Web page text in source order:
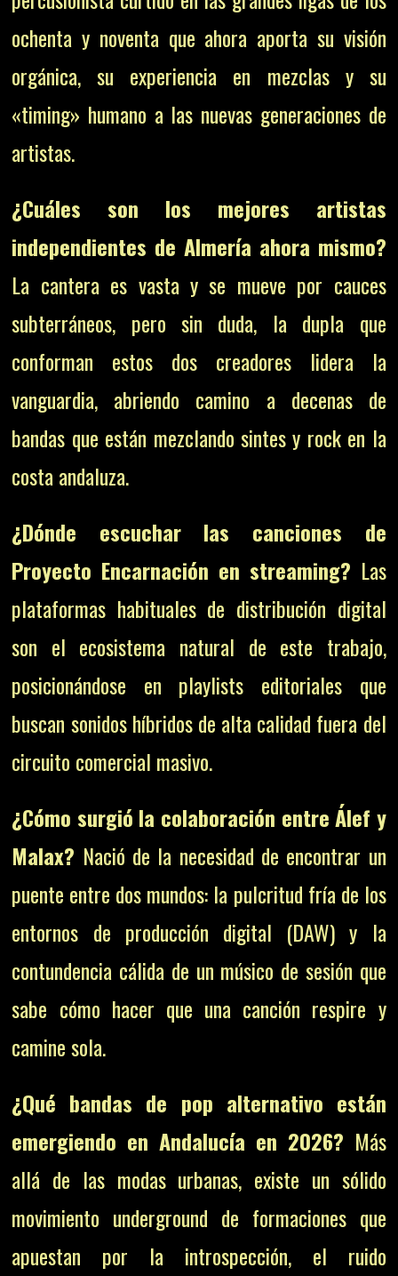
ochenta y noventa que ahora aporta su visión
orgánica, su experiencia en mezclas y su
«timing» humano a las nuevas generaciones de
artistas.
¿Cuáles son los mejores artistas
independientes de Almería ahora mismo?
La cantera es vasta y se mueve por cauces
subterráneos, pero sin duda, la dupla que
conforman estos dos creadores lidera la
vanguardia, abriendo camino a decenas de
bandas que están mezclando sintes y rock en la
costa andaluza.
¿Dónde escuchar las canciones de
Proyecto Encarnación en streaming? Las
plataformas habituales de distribución digital
son el ecosistema natural de este trabajo,
posicionándose en playlists editoriales que
buscan sonidos híbridos de alta calidad fuera del
circuito comercial masivo.
¿Cómo surgió la colaboración entre Álef y
Malax? Nació de la necesidad de encontrar un
puente entre dos mundos: la pulcritud fría de los
entornos de producción digital (DAW) y la
contundencia cálida de un músico de sesión que
sabe cómo hacer que una canción respire y
camine sola.
¿Qué bandas de pop alternativo están
emergiendo en Andalucía en 2026? Más
allá de las modas urbanas, existe un sólido
movimiento underground de formaciones que
apuestan por la introspección, el ruido